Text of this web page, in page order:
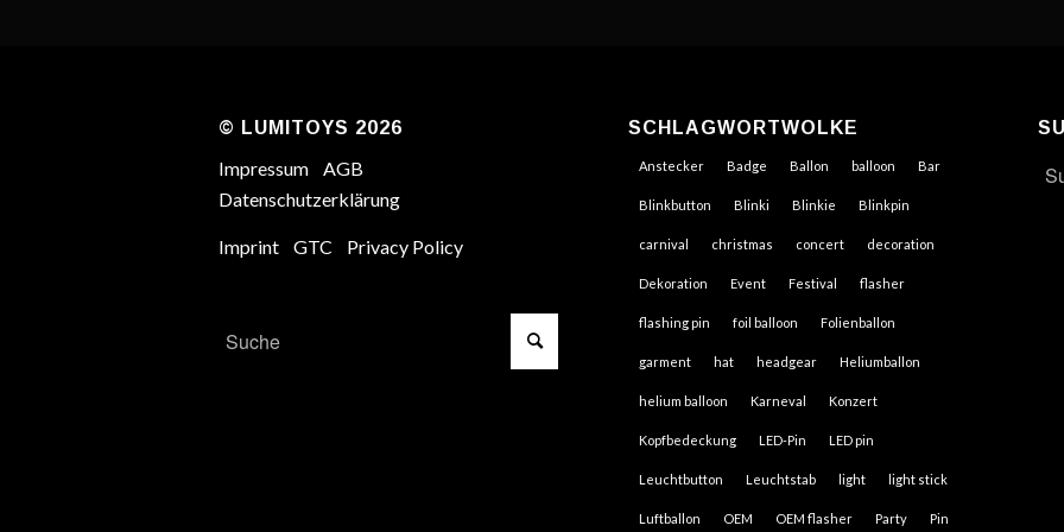
© LUMITOYS 2026
Impressum
AGB
Datenschutzerklärung
Imprint GTC Privacy Policy
SCHLAGWORTWOLKE
Anstecker Badge Ballon balloon Bar
Blinkbutton Blinki Blinkie Blinkpin
carnival christmas concert decoration
Dekoration Event Festival flasher
flashing pin foil balloon Folienballon
garment hat headgear Heliumballon
helium balloon Karneval Konzert
Kopfbedeckung LED-Pin LED pin
Leuchtbutton Leuchtstab light light stick
Luftballon OEM OEM flasher Party Pin